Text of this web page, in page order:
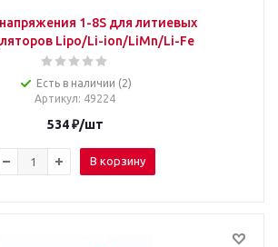
1-8S для литиевых
Lipo/Li-ion/LiMn/Li-Fe
Есть в наличии (2)
Артикул: 49224
534₽/шт
В корзину